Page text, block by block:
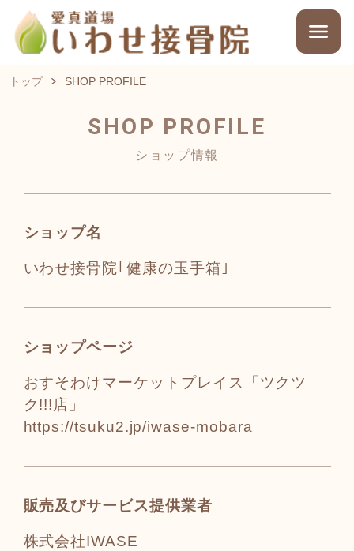
トップ SHOP PROFILE
SHOP PROFILE
ショップ情報
ショップ名
いわせ接骨院｢健康の玉手箱｣
ショップページ
おすそわけマーケットプレイス「ツクツ
ク!!!店」
https://tsuku2.jp/iwase-mobara
販売及びサービス提供業者
株式会社IWASE